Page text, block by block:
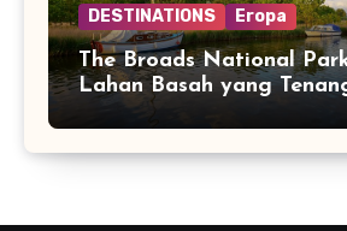
DESTINATIONS Eropa
The Broads National
Lahan Basah yang
Timur